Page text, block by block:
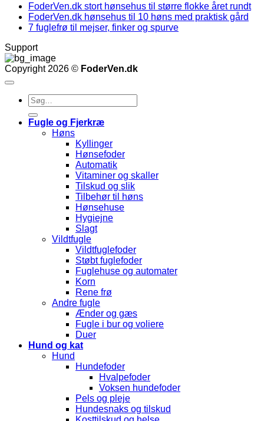
FoderVen.dk stort hønsehus til større flokke året rundt
FoderVen.dk hønsehus til 10 høns med praktisk gård
7 fuglefrø til mejser, finker og spurve
Support
Copyright 2026 © FoderVen.dk
Søg
efter:
Fugle og Fjerkræ
Høns
Kyllinger
Hønsefoder
Automatik
Vitaminer og skaller
Tilskud og slik
Tilbehør til høns
Hønsehuse
Hygiejne
Slagt
Vildtfugle
Vildtfuglefoder
Støbt fuglefoder
Fuglehuse og automater
Korn
Rene frø
Andre fugle
Ænder og gæs
Fugle i bur og voliere
Duer
Hund og kat
Hund
Hundefoder
Hvalpefoder
Voksen hundefoder
Pels og pleje
Hundesnaks og tilskud